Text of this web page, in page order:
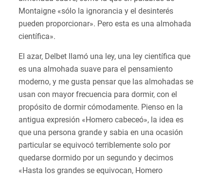
Montaigne «sólo la ignorancia y el desinterés
pueden proporcionar». Pero esta es una almohada
científica».
El azar, Delbet llamó una ley, una ley científica que
es una almohada suave para el pensamiento
moderno, y me gusta pensar que las almohadas se
usan con mayor frecuencia para dormir, con el
propósito de dormir cómodamente. Pienso en la
antigua expresión «Homero cabeceó», la idea es
que una persona grande y sabia en una ocasión
particular se equivocó terriblemente solo por
quedarse dormido por un segundo y decimos
«Hasta los grandes se equivocan, Homero